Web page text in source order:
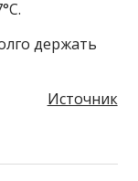
держать
Источник